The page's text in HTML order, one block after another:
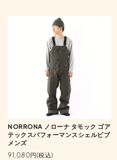
NORRONA ノローナ タモック ゴア
テックスパフォーマンスシェルビブ
メンズ
91,080円(税込)